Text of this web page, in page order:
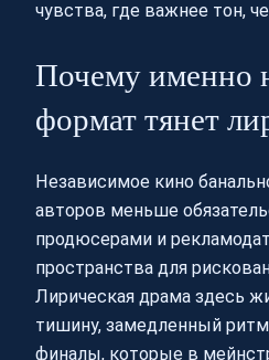
чувства, где важнее тон,
Почему именно
формат тянет
Независимое кино
авторов меньше
продюсерами и
пространства для
Лирическая драма здесь
тишину, замедленный
финалы, которые в